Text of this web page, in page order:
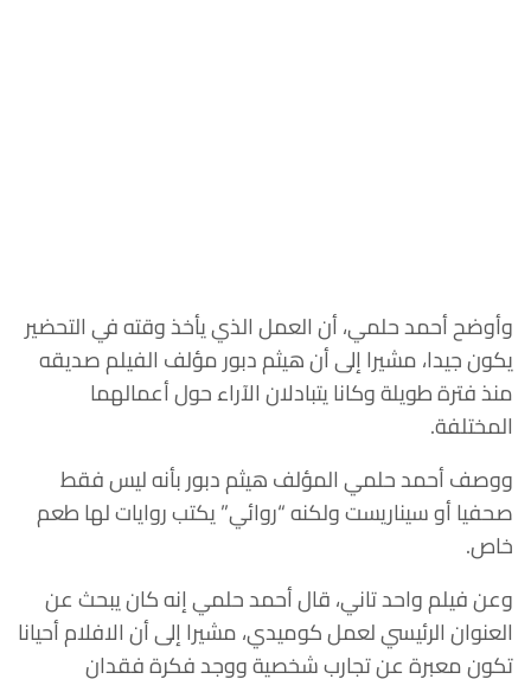
وأوضح أحمد حلمي، أن العمل الذي يأخذ وقته في التحضير
يكون جيدا، مشيرا إلى أن هيثم دبور مؤلف الفيلم صديقه
منذ فترة طويلة وكانا يتبادلان الآراء حول أعمالهما
المختلفة.
ووصف أحمد حلمي المؤلف هيثم دبور بأنه ليس فقط
صحفيا أو سيناريست ولكنه “روائي” يكتب روايات لها طعم
خاص.
وعن فيلم واحد تاني، قال أحمد حلمي إنه كان يبحث عن
العنوان الرئيسي لعمل كوميدي، مشيرا إلى أن الافلام أحيانا
تكون معبرة عن تجارب شخصية ووجد فكرة فقدان